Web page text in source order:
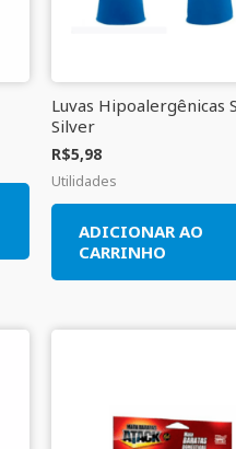
Luvas Hipoalergênicas
Silver
R$5,98
Utilidades
ADICIONAR AO
CARRINHO